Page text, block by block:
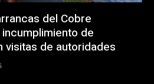
del Cobre
de
visitas de autoridades